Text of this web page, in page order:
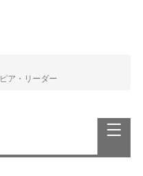
ピア・リーダー